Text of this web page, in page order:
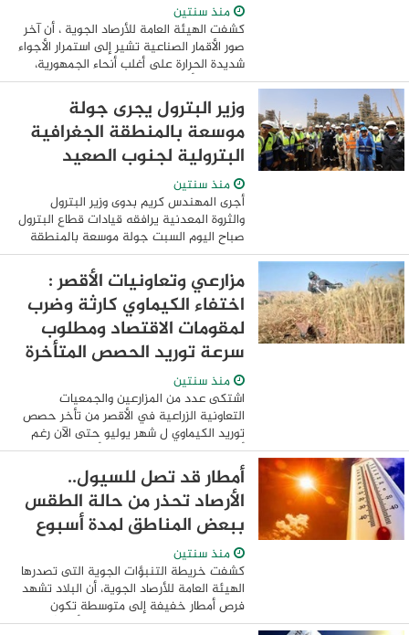
منذ سنتين
كشفت الهيئة العامة للأرصاد الجوية ، أن آخر
صور الأقمار الصناعية تشير إلى استمرار الأجواء
شديدة الحرارة على أغلب أنحاء الجمهورية،
لافتة إلى أن السبب فى الإحساس بارتفاع
درجات الحرارة يرجع إلى ارتفاع ...
وزير البترول يجرى جولة
موسعة بالمنطقة الجغرافية
البترولية لجنوب الصعيد
منذ سنتين
أجرى المهندس كريم بدوى وزير البترول
والثروة المعدنية يرافقه قيادات قطاع البترول
صباح اليوم السبت جولة موسعة بالمنطقة
الجغرافية البترولية لجنوب الصعيد فى
محافظة أسيوط التى تضم منظومة متكاملة
...
مزارعي وتعاونيات الأقصر :
اختفاء الكيماوي كارثة وضرب
لمقومات الاقتصاد ومطلوب
سرعة توريد الحصص المتأخرة
منذ سنتين
اشتكى عدد من المزارعين والجمعيات
التعاونية الزراعية في الأقصر من تأخر حصص
توريد الكيماوي ل شهر يوليو حتى الآن رغم
أن ثمنها مدفوع بالكامل كما أن توريد حصص
الكيماوي ل شهر يونيه تم تسليمه للجمعيات
...
أمطار قد تصل للسيول..
الأرصاد تحذر من حالة الطقس
ببعض المناطق لمدة أسبوع
منذ سنتين
كشفت خريطة التنبؤات الجوية التى تصدرها
الهيئة العامة للأرصاد الجوية، أن البلاد تشهد
فرص أمطار خفيفة إلى متوسطة تكون
رعدية وقد تصل إلى حد السيول أحياناً على